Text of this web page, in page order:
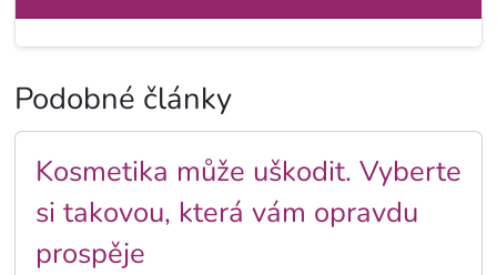
Podobné články
Kosmetika může uškodit. Vyberte
si takovou, která vám opravdu
prospěje